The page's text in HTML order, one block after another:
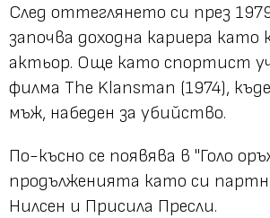
След оттеглянето си през
започва доходна кариера
актьор. Още като спортист
филма The Klansman (1974),
мъж, набеден за убийство.
По-късно се появява в "Голо
продълженията като си
Нилсен и Присила Пресли.